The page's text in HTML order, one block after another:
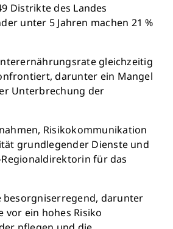
Distrikte des Landes
unter 5 Jahren machen 21 %
gleichzeitig
darunter ein Mangel
Unterbrechung der
Risikokommunikation
grundlegender Dienste und
für das
besorgniserregend, darunter
vor ein hohes Risiko